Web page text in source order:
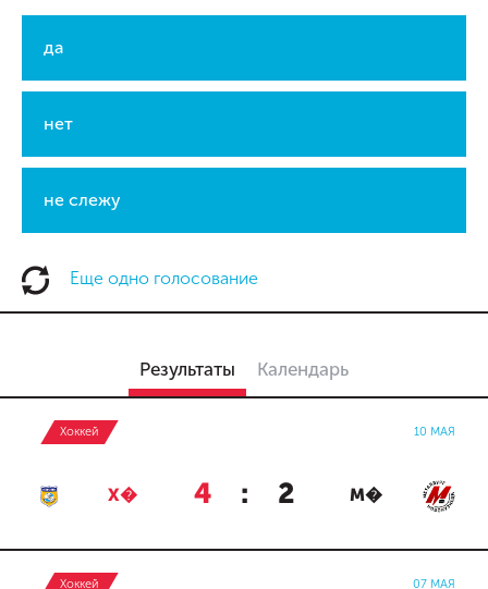
да
нет
не слежу
Еще одно голосование
Результаты Календарь
Хоккей 10 МАЯ
Х� 4 : 2 М�
Хоккей 07 МАЯ